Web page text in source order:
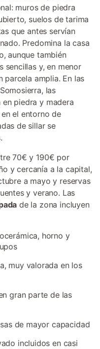
muros de piedra
suelos de tarima
que antes servían
Predomina la casa
aunque también
sencillas y, en menor
parcela amplia. En las
las
piedra y madera
el entorno de
de sillar se
70€ y 190€ por
y cercanía a la capital,
a mayo y reservas
y verano. Las
de la zona incluyen
horno y
muy valorada en los
gran parte de las
de mayor capacidad
incluidos en casi